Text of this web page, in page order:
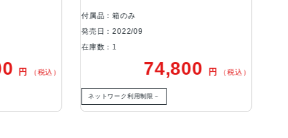
Pixels12MP超広角：13mm、ƒ/2.2絞り値と12
Focus Pixels12MPの2倍望遠（クアッドピク
ƒ/1.78絞り値、第2世代のセンサーシフト光学式手
成のレンズ3倍の光学ズームイン、2倍の光学ズー
ジ、最大15倍のデジタルズーム
円 （税込）
付属品：箱のみ
発売日：2022/09
在庫数：1
74,800 円 （税込）
ネットワーク利用制限－